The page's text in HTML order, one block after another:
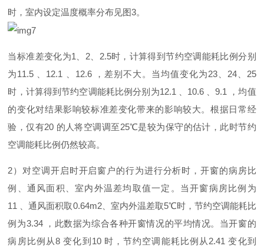
时，室内设定温度概率分布见图3。
当标准差变化为1 2、 2.5时，计算得到节约空调能耗比例分别
为11.5 12.1 12.6 ，差别不大。当均值变化为23、 24、 25
时，计算得到节约空调能耗比例分别 为12.1 10.6 、9.1
，均值
的变化对结果影响较标准差变化带来的影响较大。根据日常经
验，仅有20 的人将空调调至25℃是较为保守的估计，此时节约
空调能耗比例仍然较高。
2）对空调开启时开启窗户的行为进行分析时，开窗的病房比
例、通风面积、室内外温差均取值一定。当开窗病房比例 为
11
、通风面积取0.64m2、室内外温差取5℃时，节约空调能耗比
例为3.34
，此数据为综合各种开窗情况的平均情况。当开窗的
病房比例 从8 变化到 10 时，节约空调能耗比例 从 2.41 变化到